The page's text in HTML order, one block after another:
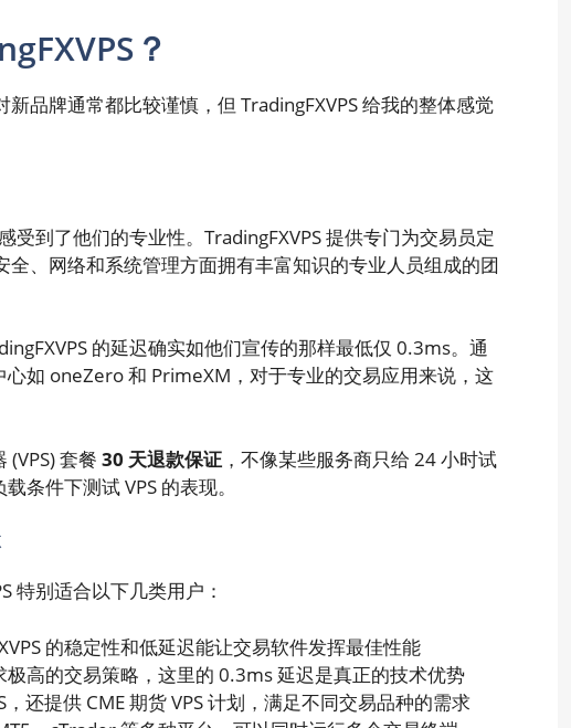
？
新品牌通常都比较谨慎，但 TradingFXVPS 给我的整体感觉
受到了他们的专业性。TradingFXVPS 提供专门为交易员定
全、网络和系统管理方面拥有丰富知识的专业人员组成的团
的延迟确实如他们宣传的那样最低仅 0.3ms。通
如 oneZero 和 PrimeXM，对于专业的交易应用来说，这
套餐 30 天退款保证 ，不像某些服务商只给 24 小时试
条件下测试 VPS 的表现。
特别适合以下几类用户：
的稳定性和低延迟能让交易软件发挥最佳性能
极高的交易策略，这里的 0.3ms 延迟是真正的技术优势
，还提供 CME 期货 VPS 计划，满足不同交易品种的需求